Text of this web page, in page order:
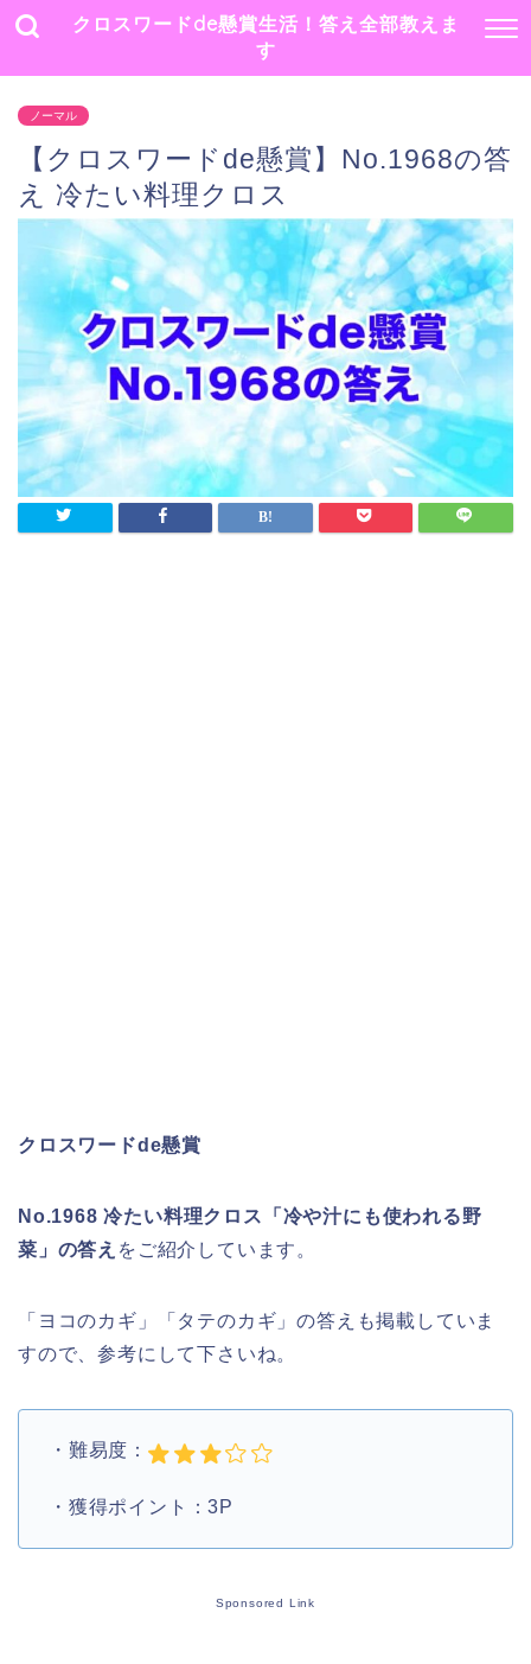
クロスワードde懸賞生活！答え全部教えま
す
ノーマル
【クロスワードde懸賞】No.1968の答
え 冷たい料理クロス
クロスワードde懸賞
No.1968 冷たい料理クロス「冷や汁にも使われる野
菜」の答え をご紹介しています。
「ヨコのカギ」「タテのカギ」の答えも掲載していま
すので、参考にして下さいね。
・難易度：
・獲得ポイント：3P
Sponsored Link